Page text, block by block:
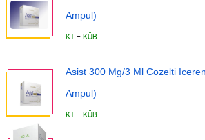
Ampul)
KT - KÜB
Asist 300 Mg/3 Ml Cozelti
Ampul)
KT - KÜB